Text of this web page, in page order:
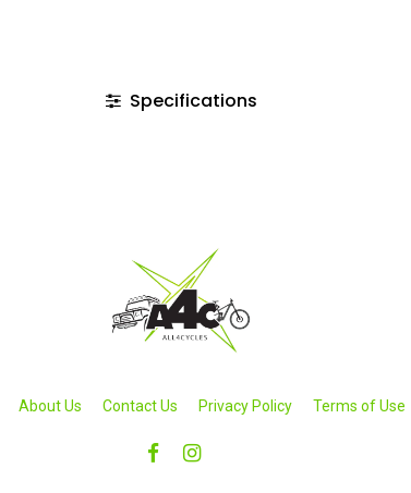
Specifications
About Us Contact Us Privacy Policy Terms of Use